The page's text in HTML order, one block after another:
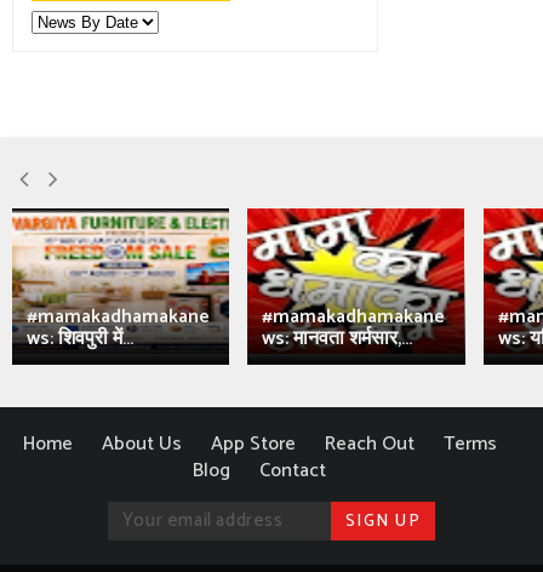
#mamakadhamakane
ws: शिवपुरी में...
#mamakadhamakane
ws: मानवता शर्मसार,... ws:
Home About Us App Store Reach Out
Terms
Blog
Contact